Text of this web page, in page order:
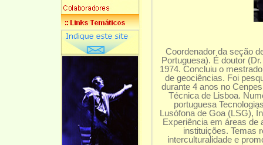
Coordenador da seção
Portuguesa). É doutor
1974. Concluiu o
de geociências. Foi
durante 4 anos no
Técnica de Lisboa.
portuguesa
Lusófona de Goa (LSG),
Experiência em áreas de
instituições. Temas
interculturalidade e